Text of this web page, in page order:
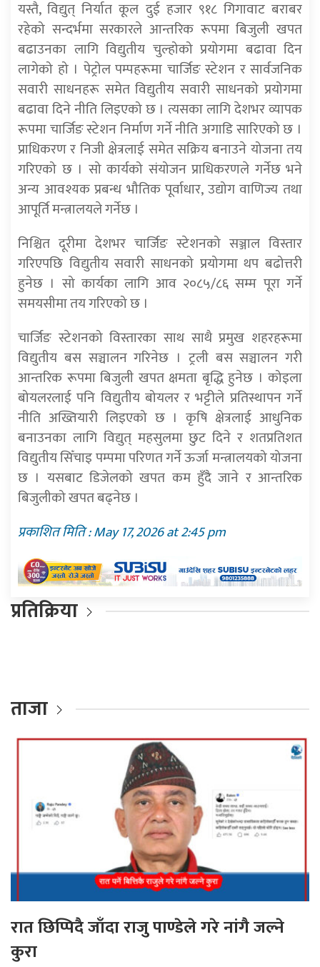
यस्तै, विद्युत् निर्यात कूल दुई हजार ९१८ गिगावाट बराबर
रहेको सन्दर्भमा सरकारले आन्तरिक रूपमा बिजुली खपत
बढाउनका लागि विद्युतीय चुल्होको प्रयोगमा बढावा दिन
लागेको हो । पेट्रोल पम्पहरूमा चार्जिङ स्टेशन र सार्वजनिक
सवारी साधनहरू समेत विद्युतीय सवारी साधनको प्रयोगमा
बढावा दिने नीति लिइएको छ । त्यसका लागि देशभर व्यापक
रूपमा चार्जिङ स्टेशन निर्माण गर्ने नीति अगाडि सारिएको छ ।
प्राधिकरण र निजी क्षेत्रलाई समेत सक्रिय बनाउने योजना तय
गरिएको छ । सो कार्यको संयोजन प्राधिकरणले गर्नेछ भने
अन्य आवश्यक प्रबन्ध भौतिक पूर्वाधार, उद्योग वाणिज्य तथा
आपूर्ति मन्त्रालयले गर्नेछ ।
निश्चित दूरीमा देशभर चार्जिङ स्टेशनको सञ्जाल विस्तार
गरिएपछि विद्युतीय सवारी साधनको प्रयोगमा थप बढोत्तरी
हुनेछ । सो कार्यका लागि आव २०८५/८६ सम्म पूरा गर्ने
समयसीमा तय गरिएको छ ।
चार्जिङ स्टेशनको विस्तारका साथ साथै प्रमुख शहरहरूमा
विद्युतीय बस सञ्चालन गरिनेछ । ट्रली बस सञ्चालन गरी
आन्तरिक रूपमा बिजुली खपत क्षमता बृद्धि हुनेछ । कोइला
बोयलरलाई पनि विद्युतीय बोयलर र भट्टीले प्रतिस्थापन गर्ने
नीति अख्तियारी लिइएको छ । कृषि क्षेत्रलाई आधुनिक
बनाउनका लागि विद्युत् महसुलमा छुट दिने र शतप्रतिशत
विद्युतीय सिँचाइ पम्पमा परिणत गर्ने ऊर्जा मन्त्रालयको योजना
छ । यसबाट डिजेलको खपत कम हुँदै जाने र आन्तरिक
बिजुलीको खपत बढ्नेछ ।
प्रकाशित मिति : May 17, 2026 at 2:45 pm
प्रतिक्रिया
ताजा
रात छिप्पिदै जाँदा राजु पाण्डेले गरे नांगै जल्ने
कुरा